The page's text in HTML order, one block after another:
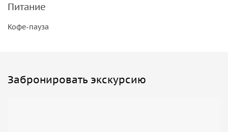
Питание
Кофе-пауза
Забронировать экскурсию